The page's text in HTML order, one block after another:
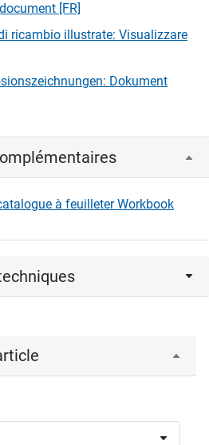
[FR]
ricambio illustrate: Visualizzare
Dokument
à feuilleter Workbook